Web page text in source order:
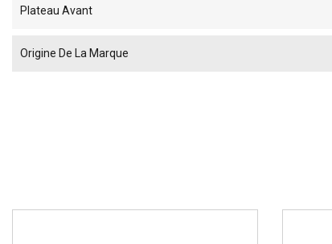
Plateau Avant
Origine De La Marque